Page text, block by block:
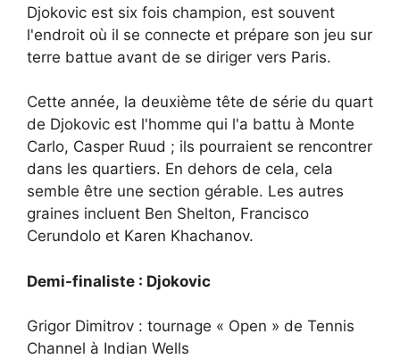
Djokovic est six fois champion, est souvent
l'endroit où il se connecte et prépare son jeu sur
terre battue avant de se diriger vers Paris.
Cette année, la deuxième tête de série du quart
de Djokovic est l'homme qui l'a battu à Monte
Carlo, Casper Ruud ; ils pourraient se rencontrer
dans les quartiers. En dehors de cela, cela
semble être une section gérable. Les autres
graines incluent Ben Shelton, Francisco
Cerundolo et Karen Khachanov.
Demi-finaliste : Djokovic
Grigor Dimitrov : tournage « Open » de Tennis
Channel à Indian Wells